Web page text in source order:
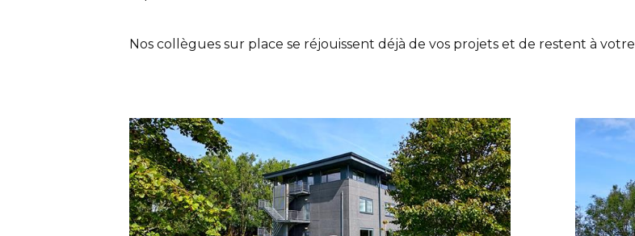
Nos collègues sur place se réjouissent déjà de vos projets et de restent à